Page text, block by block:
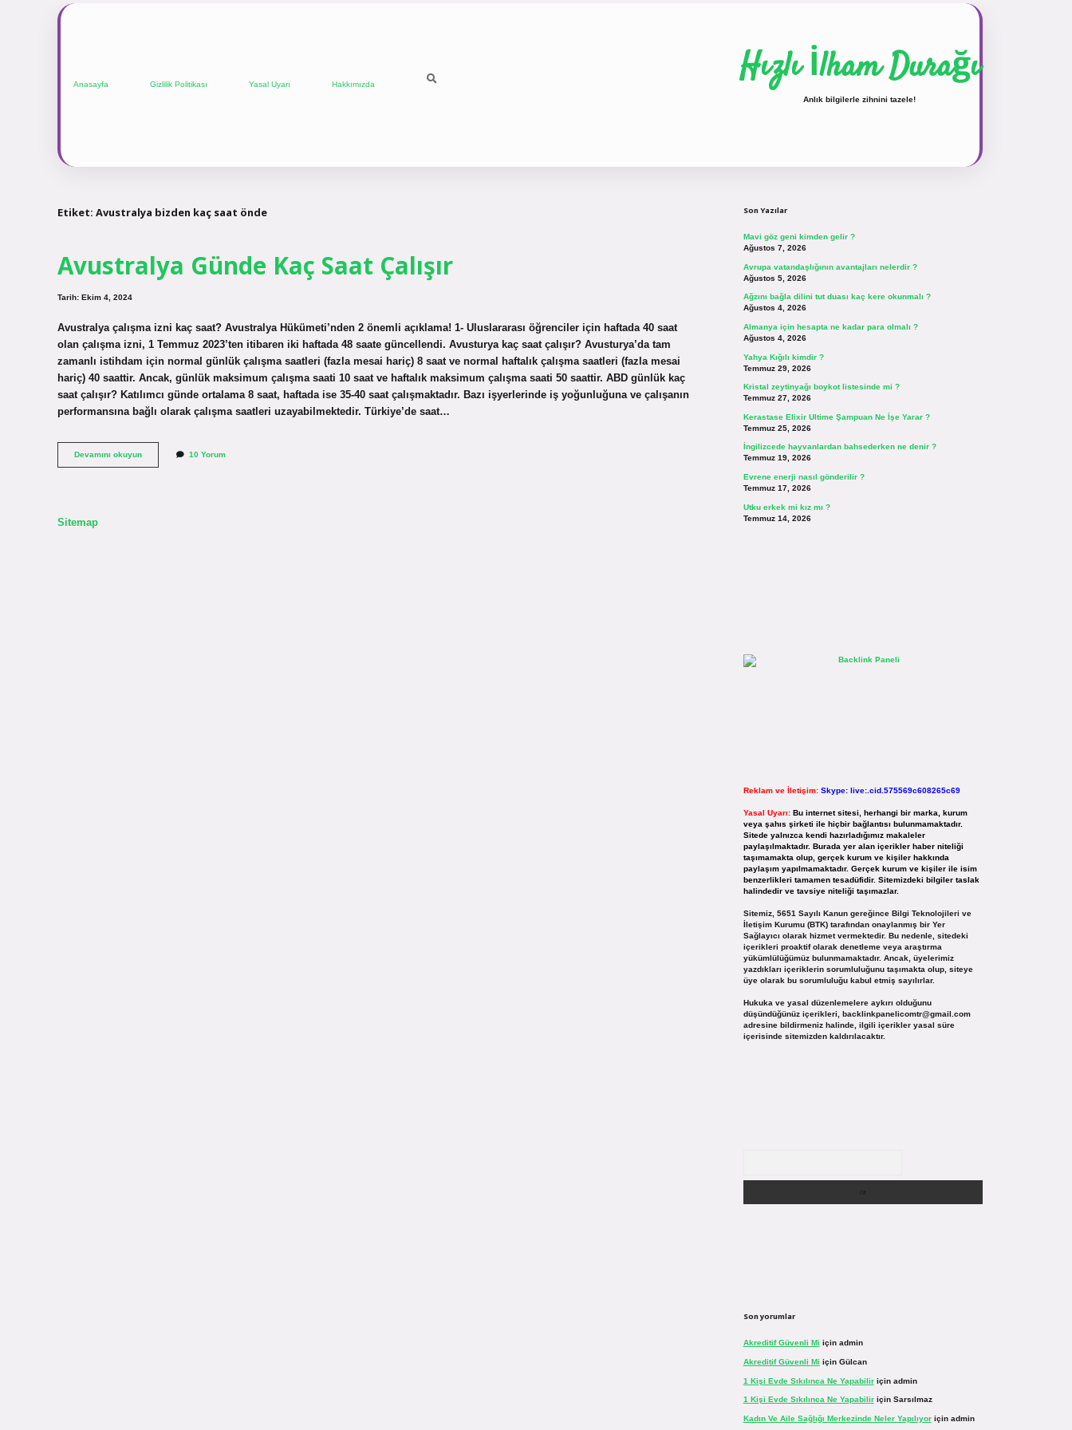
Anasayfa Gizlilik Politikası Yasal Uyarı Hakkımızda Hızlı İlham Durağı
Anlık bilgilerle zihnini tazele!
Etiket: Avustralya bizden kaç saat önde
Avustralya Günde Kaç Saat Çalışır
Tarih: Ekim 4, 2024
Avustralya çalışma izni kaç saat? Avustralya Hükümeti’nden 2 önemli açıklama! 1- Uluslararası öğrenciler için haftada 40 saat
olan çalışma izni, 1 Temmuz 2023’ten itibaren iki haftada 48 saate güncellendi. Avusturya kaç saat çalışır? Avusturya’da tam
zamanlı istihdam için normal günlük çalışma saatleri (fazla mesai hariç) 8 saat ve normal haftalık çalışma saatleri (fazla mesai
hariç) 40 saattir. Ancak, günlük maksimum çalışma saati 10 saat ve haftalık maksimum çalışma saati 50 saattir. ABD günlük kaç
saat çalışır? Katılımcı günde ortalama 8 saat, haftada ise 35-40 saat çalışmaktadır. Bazı işyerlerinde iş yoğunluğuna ve çalışanın
performansına bağlı olarak çalışma saatleri uzayabilmektedir. Türkiye’de saat…
Devamını okuyunAvustralya
Günde
10 Yorum
Sitemap
Son Yazılar
Mavi göz geni kimden gelir ?
Ağustos 7, 2026
Avrupa vatandaşlığının avantajları nelerdir ?
Ağustos 5, 2026
Ağzını bağla dilini tut duası kaç kere okunmalı ?
Ağustos 4, 2026
Almanya için hesapta ne kadar para olmalı ?
Ağustos 4, 2026
Yahya Kığılı kimdir ?
Temmuz 29, 2026
Kristal zeytinyağı boykot listesinde mi ?
Temmuz 27, 2026
Kerastase Elixir Ultime Şampuan Ne İşe Yarar ?
Temmuz 25, 2026
İngilizcede hayvanlardan bahsederken ne denir ?
Temmuz 19, 2026
Evrene enerji nasıl gönderilir ?
Temmuz 17, 2026
Utku erkek mi kız mı ?
Temmuz 14, 2026
Reklam ve İletişim: Skype: live:.cid.575569c608265c69
Yasal Uyarı: Bu internet sitesi, herhangi bir marka, kurum
veya şahıs şirketi ile hiçbir bağlantısı bulunmamaktadır.
Sitede yalnızca kendi hazırladığımız makaleler
paylaşılmaktadır. Burada yer alan içerikler haber niteliği
taşımamakta olup, gerçek kurum ve kişiler hakkında
paylaşım yapılmamaktadır. Gerçek kurum ve kişiler ile isim
benzerlikleri tamamen tesadüfidir. Sitemizdeki bilgiler taslak
halindedir ve tavsiye niteliği taşımazlar.
Sitemiz, 5651 Sayılı Kanun gereğince Bilgi Teknolojileri ve
İletişim Kurumu (BTK) tarafından onaylanmış bir Yer
Sağlayıcı olarak hizmet vermektedir. Bu nedenle, sitedeki
içerikleri proaktif olarak denetleme veya araştırma
yükümlülüğümüz bulunmamaktadır. Ancak, üyelerimiz
yazdıkları içeriklerin sorumluluğunu taşımakta olup, siteye
üye olarak bu sorumluluğu kabul etmiş sayılırlar.
Hukuka ve yasal düzenlemelere aykırı olduğunu
düşündüğünüz içerikleri, backlinkpanelicomtr@gmail.com
adresine bildirmeniz halinde, ilgili içerikler yasal süre
içerisinde sitemizden kaldırılacaktır.
Son yorumlar
Akreditif Güvenli Mi için admin
Akreditif Güvenli Mi için Gülcan
1 Kişi Evde Sıkılınca Ne Yapabiliriçin admin
1 Kişi Evde Sıkılınca Ne Yapabiliriçin Sarsılmaz
Kadın Ve Aile Sağlığı Merkezinde Neler Yapılıyoriçin admin